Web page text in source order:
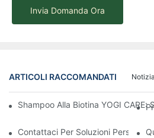
Invia Domanda Ora
ARTICOLI RACCOMANDATI Notizia
Shampoo Alla Biotina YOGI
Contattaci Per Soluzioni